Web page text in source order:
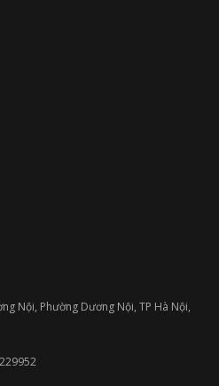
Nội, Phường Dương Nội, TP Hà Nội,